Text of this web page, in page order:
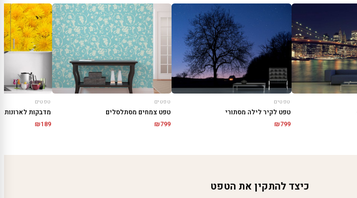
טפטים
טפט לקיר לילה מסתורי
₪799
טפטים
טפט צמחים מסתלסלים
₪799
טפטים
מדבקות לארונות
₪189
כיצד להתקין את הטפט